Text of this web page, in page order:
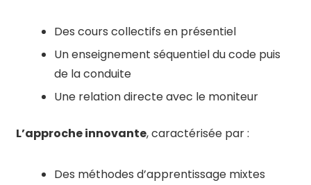
Des cours collectifs en présentiel
Un enseignement séquentiel du code puis
de la conduite
Une relation directe avec le moniteur
L’approche innovante, caractérisée par :
Des méthodes d’apprentissage mixtes